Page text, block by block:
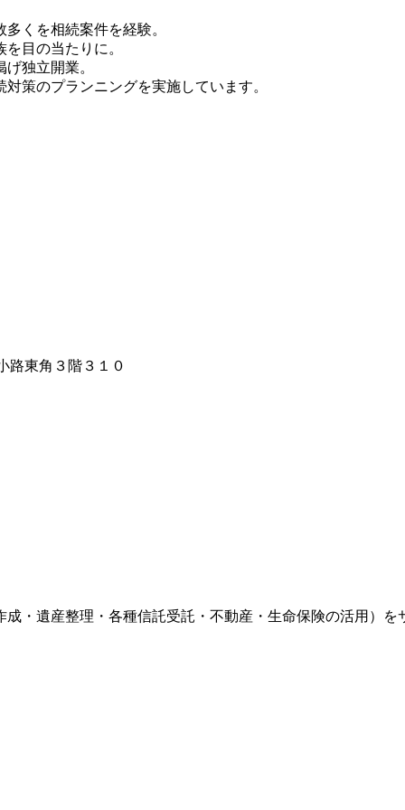
くを相続案件を経験。
目の当たりに。
独立開業。
策のプランニングを実施しています。
路東角３階３１０
・遺産整理・各種信託受託・不動産・生命保険の活用）を